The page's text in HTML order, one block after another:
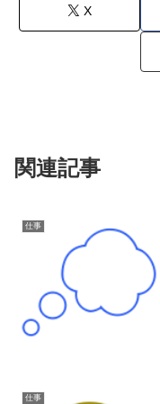
X
関連記事
仕事
仕事